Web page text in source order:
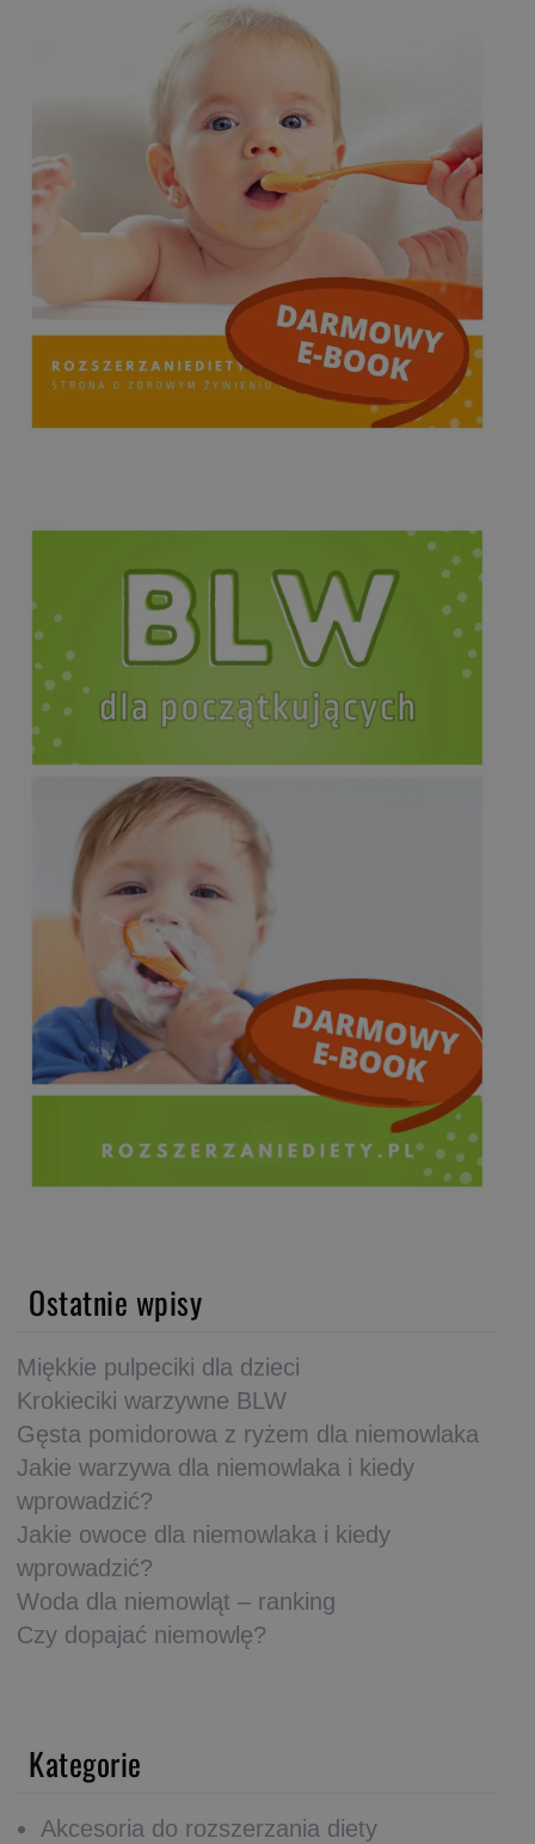
Ostatnie wpisy
Miękkie pulpeciki dla dzieci
Krokieciki warzywne BLW
Gęsta pomidorowa z ryżem dla niemowlaka
Jakie warzywa dla niemowlaka i kiedy
wprowadzić?
Jakie owoce dla niemowlaka i kiedy
wprowadzić?
Woda dla niemowląt – ranking
Czy dopajać niemowlę?
Kategorie
Akcesoria do rozszerzania diety